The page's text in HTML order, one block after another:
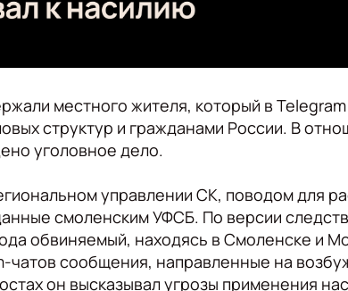
местного жителя, который в
структур и гражданами России. В
уголовное дело.
управлении СК, поводом для
смоленским УФСБ. По версии
обвиняемый, находясь в Смоленске и
чатов сообщения, направленные на
он высказывал угрозы применения